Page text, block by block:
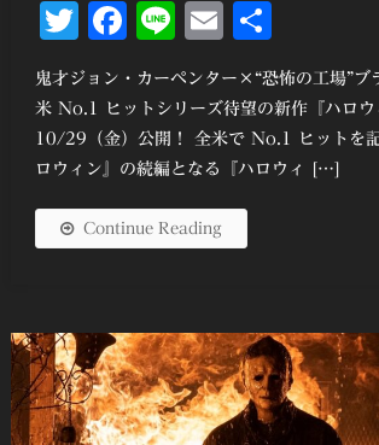
Twitter
Facebook
LineEmail
鬼才ジョン・カーペンター×“恐怖の工場”ブ
米 No.1 ヒットシリーズ待望の新作『ハロウ
10/29（金）公開！ 全米で No.1 ヒットを
ロウィン』の続編となる『ハロウィ […]
Continue Reading